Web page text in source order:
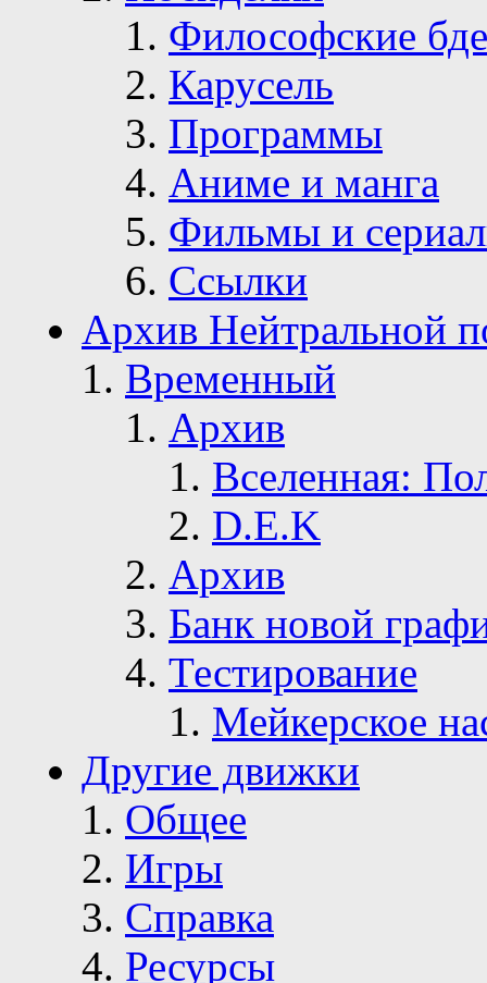
Философские
Карусель
Программы
Аниме и манга
Фильмы и
Ссылки
Архив Нейтральной
Временный
Архив
Вселенная:
D.E.K
Архив
Банк новой
Тестирование
Мейкерское
Другие движки
Общее
Игры
Справка
Ресурсы